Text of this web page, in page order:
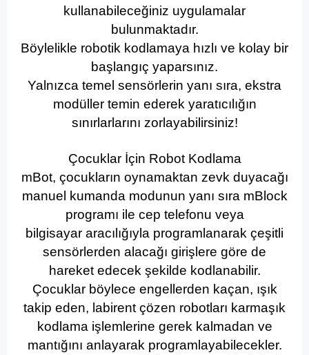
kullanabileceğiniz uygulamalar
bulunmaktadır.
Böylelikle robotik kodlamaya hızlı ve kolay bir
başlangıç yaparsınız.
Yalnızca temel sensörlerin yanı sıra, ekstra
modüller temin ederek yaratıcılığın
sınırlarlarını zorlayabilirsiniz!
Çocuklar İçin Robot Kodlama
mBot, çocukların oynamaktan zevk duyacağı
manuel kumanda modunun yanı sıra mBlock
programı ile cep telefonu veya
bilgisayar aracılığıyla programlanarak çeşitli
sensörlerden alacağı girişlere göre de
hareket edecek şekilde kodlanabilir.
Çocuklar böylece engellerden kaçan, ışık
takip eden, labirent çözen robotları karmaşık
kodlama işlemlerine gerek kalmadan ve
mantığını anlayarak programlayabilecekler.